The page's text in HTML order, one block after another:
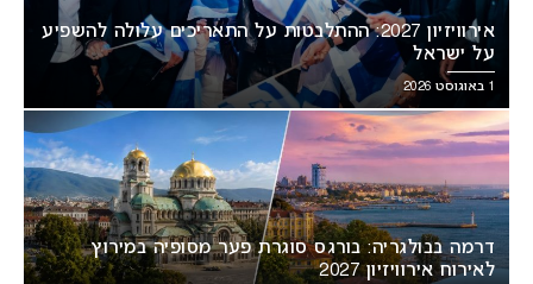
אירוויזיון 2027: ההתלבטות על התאריכים עלולה להשפיע
על ישראל
1 באוגוסט 2026
דרמה בבולגריה: בורגס סוגרת פער מסופיה במירוץ
לאירוח אירוויזיון 2027